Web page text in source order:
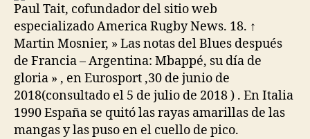
Paul Tait, cofundador del sitio web
especializado America Rugby News. 18. ↑
Martin Mosnier, » Las notas del Blues después
de Francia – Argentina: Mbappé, su día de
gloria » , en Eurosport ,30 de junio de
2018(consultado el 5 de julio de 2018 ) . En Italia
1990 España se quitó las rayas amarillas de las
mangas y las puso en el cuello de pico.